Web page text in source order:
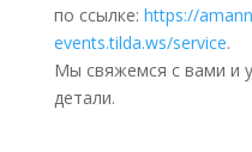
по ссылке: https://
events.tilda.ws/service.
Мы свяжемся с вами и
детали.